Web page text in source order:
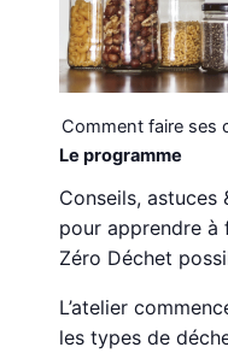
Comment faire ses
Le programme
Conseils, astuces
pour apprendre à
Zéro Déchet
L’atelier
les types de